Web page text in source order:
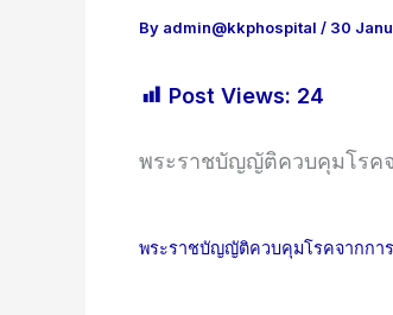
By admin@kkphospital / 30
Post Views: 24
พระราชบัญญัติควบคุมโรค
พระราชบัญญัติควบคุมโรคจากกา